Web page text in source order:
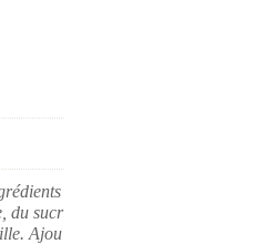
du sucr
Ajou